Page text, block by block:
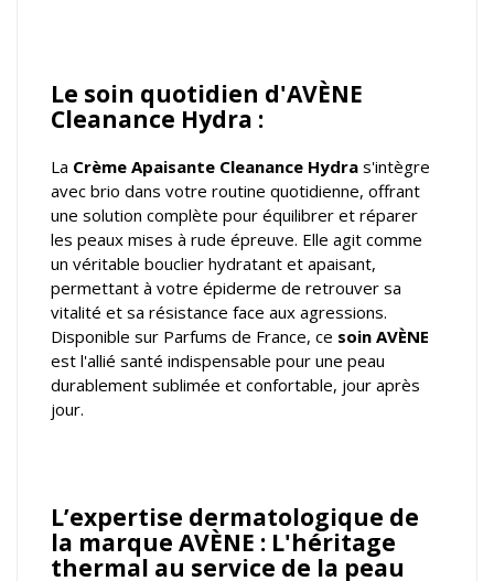
Le soin quotidien d'AVÈNE
Cleanance Hydra :
La Crème Apaisante Cleanance Hydra s'intègre
avec brio dans votre routine quotidienne, offrant
une solution complète pour équilibrer et réparer
les peaux mises à rude épreuve. Elle agit comme
un véritable bouclier hydratant et apaisant,
permettant à votre épiderme de retrouver sa
vitalité et sa résistance face aux agressions.
Disponible sur Parfums de France, ce soin AVÈNE
est l'allié santé indispensable pour une peau
durablement sublimée et confortable, jour après
jour.
L’expertise dermatologique de
la marque AVÈNE : L'héritage
thermal au service de la peau